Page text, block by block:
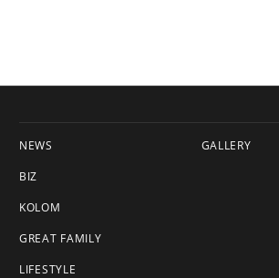
NEWS
BIZ
KOLOM
GREAT FAMILY
LIFESTYLE
GALLERY